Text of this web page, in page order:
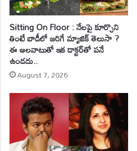
Sitting On Floor : నేలపై కూర్చొని
తింటే బాడీలో జరిగే మ్యాజిక్ తెలుసా ?
ఈ అలవాటుతో ఇక డాక్టర్‌తో పనే
ఉండదు..
August 7, 2026